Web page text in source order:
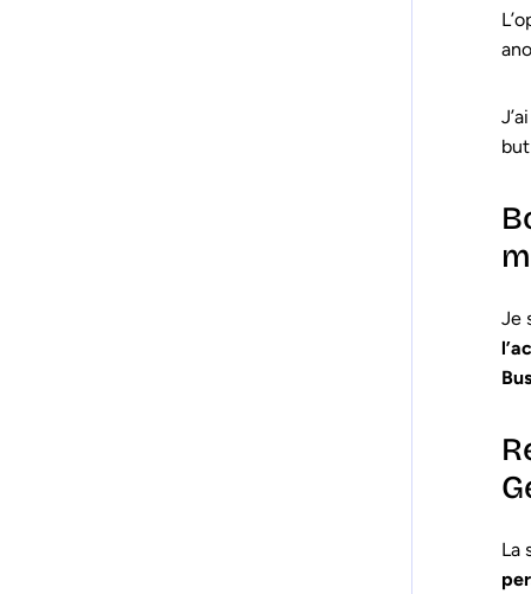
Je
La